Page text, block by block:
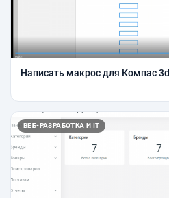
Написать макрос для Компас 3d
ВЕБ-РАЗРАБОТКА И IT